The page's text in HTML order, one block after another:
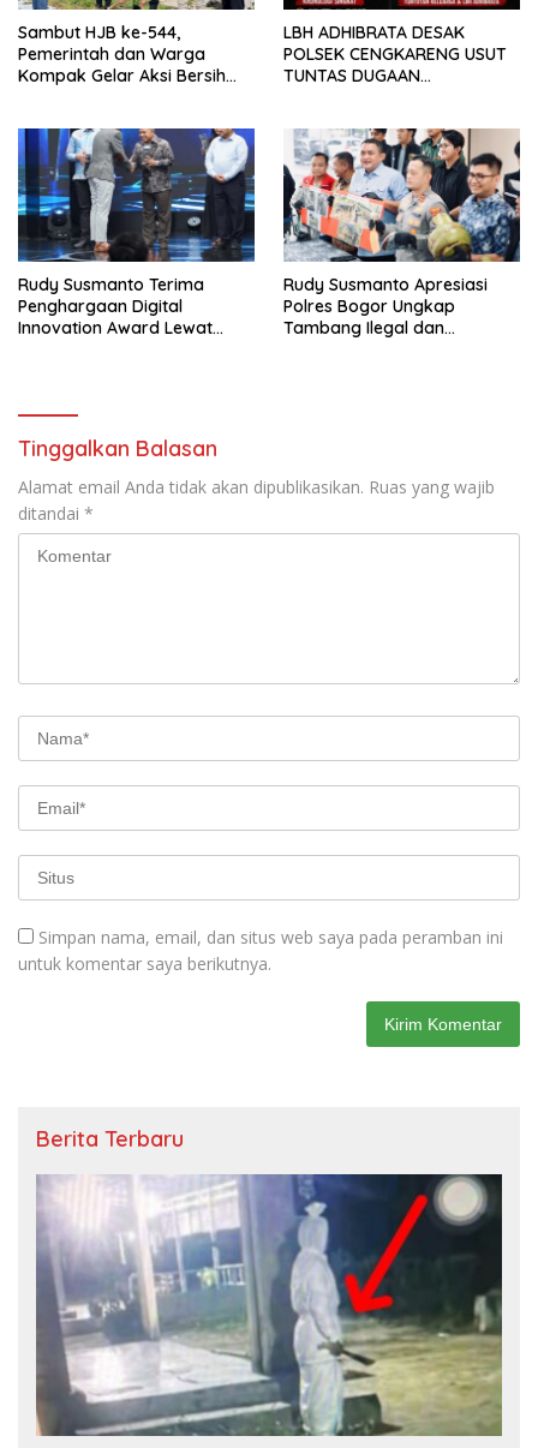
Sambut HJB ke-544,
Pemerintah dan Warga
Kompak Gelar Aksi Bersih
LBH ADHIBRATA DESAK
POLSEK CENGKARENG USUT
TUNTAS DUGAAN
Rudy Susmanto Terima
Penghargaan Digital
Innovation Award Lewat
Rudy Susmanto Apresiasi
Polres Bogor Ungkap
Tambang Ilegal dan
Tinggalkan Balasan
Alamat email Anda tidak akan dipublikasikan. Ruas yang wajib
ditandai *
Simpan nama, email, dan situs web saya pada peramban ini
untuk komentar saya berikutnya.
Berita Terbaru